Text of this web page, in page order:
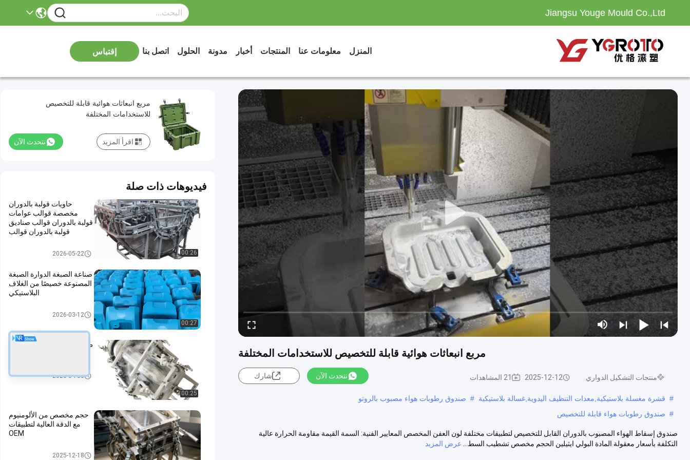
Jiangsu Youge Mould Co.,Ltd
المنزل معلومات عنا المنتجات أخبار مدونة الحلول اتصل بنا إقتباس
مربع انبعاثات هوائية قابلة للتخصيص للاستخدامات المختلفة
منتجات التشكيل الدواري 2025-12-12 21 المشاهدات نتحدث الآن شارك
# قشرة مغسلة بلاستيكية,معدات التنظيف اليدوية,غسالة بلاستيكية # صندوق رطوبات هواء مصبوب بالروتو
# صندوق رطوبات هواء قابلة للتخصيص
صندوق إسقاط الهواء المصبوب بالدوران القابل للتخصيص لتطبيقات مختلفة لون العفن المخصص المعايير الفنية: السمة القيمة مقاومة الحرارة عالية
التكلفة بأسعار معقولة المادة البولي ايثيلين الحجم مخصص تشطيب السط...
عرض المزيد
مربع انبعاثات هوائية قابلة للتخصيص
للاستخدامات المختلفة
نتحدث الآن اقرأ المزيد
فيديوهات ذات صلة
00:26
حاويات قولبة بالدوران
مخصصة قوالب عوامات
قولبة بالدوران قوالب صناديق
قولبة بالدوران قوالب
2026-05-22
00:27
صناعة الصبغة الدوارة الصبغة
المصنوعة خصيصًا من الغلاف
البلاستيكي
منتجات التشكيل الدواري
2026-03-12
00:25
القوالب الدوارة 2026-04-30
حجم مخصص من الألومنيوم
مع الدقة العالية لتطبيقات
OEM
قالب الصب الدوراني2025-12-18